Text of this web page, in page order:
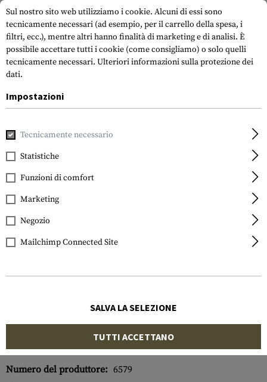
Glock
Magazine Glock 27 9rds
Numero di articolo:
10221706000
Numero del produttore: 6579
Sul nostro sito web utilizziamo i cookie. Alcuni di essi sono
tecnicamente necessari (ad esempio, per il carrello della spesa, i
filtri, ecc.), mentre altri hanno finalità di marketing e di analisi. È
possibile accettare tutti i cookie (come consigliamo) o solo quelli
tecnicamente necessari. Ulteriori informazioni sulla protezione dei
dati.
Impostazioni
Tecnicamente necessario
Statistiche
Funzioni di comfort
Marketing
Negozio
Mailchimp Connected Site
SALVA LA SELEZIONE
TUTTI ACCETTANO